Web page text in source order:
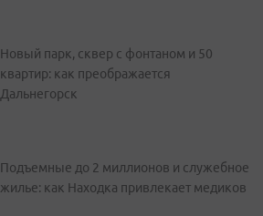
Новый парк, сквер с фонтаном и 50
квартир: как преображается
Дальнегорск
Подъемные до 2 миллионов и служебное
жилье: как Находка привлекает медиков